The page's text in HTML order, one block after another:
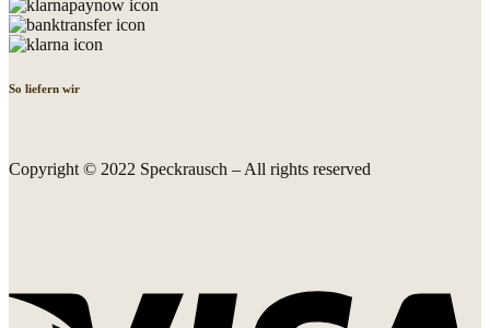
So liefern wir
Copyright © 2022 Speckrausch – All rights reserved